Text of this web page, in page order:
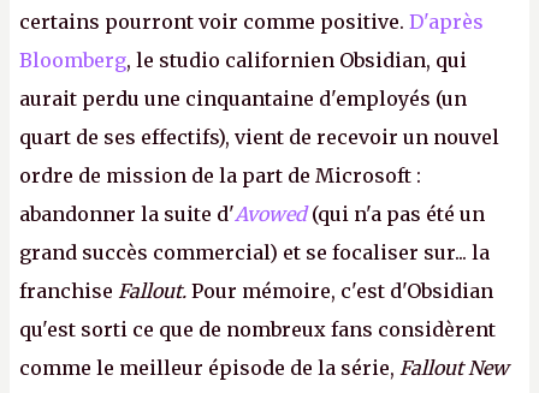
certains pourront voir comme positive. D'après
Bloomberg, le studio californien Obsidian, qui
aurait perdu une cinquantaine d'employés (un
quart de ses effectifs), vient de recevoir un nouvel
ordre de mission de la part de Microsoft :
abandonner la suite d'Avowed(qui n'a pas été un
grand succès commercial) et se focaliser sur... la
franchise Fallout. Pour mémoire, c'est d'Obsidian
qu'est sorti ce que de nombreux fans considèrent
comme le meilleur épisode de la série, Fallout New